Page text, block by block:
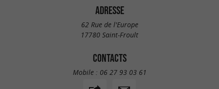
ADRESSE
62 Rue de l'Europe
17780 Saint-Froult
CONTACTS
Mobile : 06 27 93 03 61